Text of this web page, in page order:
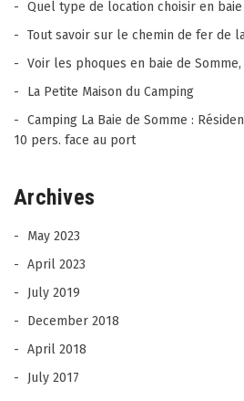
Quel type de location choisir en baie
Tout savoir sur le chemin de fer de
Voir les phoques en baie de Somme,
La Petite Maison du Camping
Camping La Baie de Somme :
10 pers. face au port
Archives
May 2023
April 2023
July 2019
December 2018
April 2018
July 2017